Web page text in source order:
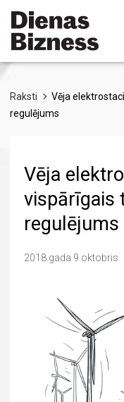
Pārlekt
uz
galveno
saturu
Raksti
Vēja
regulējums
Vēja
vispārīgais
regulējums
2018.gada 9.oktobris